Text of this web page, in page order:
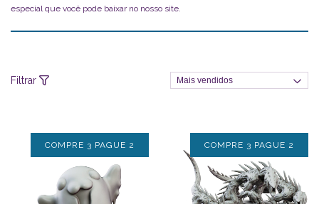
especial que você pode baixar no nosso site.
Filtrar
COMPRE 3 PAGUE 2 COMPRE 3 PAGUE 2